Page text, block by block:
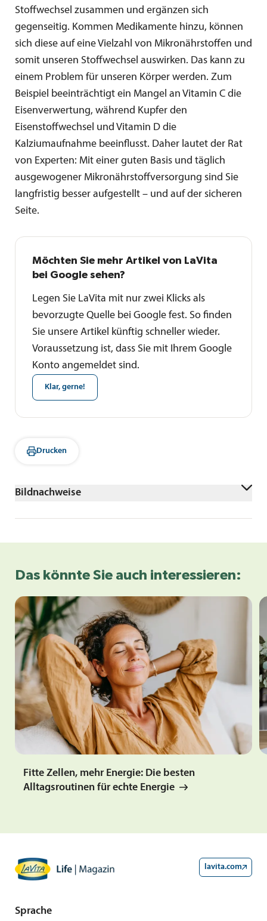
Stoffwechsel zusammen und ergänzen sich
gegenseitig. Kommen Medikamente hinzu, können
sich diese auf eine Vielzahl von Mikronährstoffen und
somit unseren Stoffwechsel auswirken. Das kann zu
einem Problem für unseren Körper werden. Zum
Beispiel beeinträchtigt ein Mangel an Vitamin C die
Eisenverwertung, während Kupfer den
Eisenstoffwechsel und Vitamin D die
Kalziumaufnahme beeinflusst. Daher lautet der Rat
von Experten: Mit einer guten Basis und täglich
ausgewogener Mikronährstoffversorgung sind Sie
langfristig besser aufgestellt – und auf der sicheren
Seite.
Möchten Sie mehr Artikel von LaVita
bei Google sehen?
Legen Sie LaVita mit nur zwei Klicks als
bevorzugte Quelle bei Google fest. So finden
Sie unsere Artikel künftig schneller wieder.
Voraussetzung ist, dass Sie mit Ihrem Google
Konto angemeldet sind.
Klar, gerne!
Drucken
Bildnachweise
Tirachard Kumtanom/shutterstock
Das könnte Sie auch interessieren:
Fitte Zellen, mehr Energie: Die besten
Alltagsroutinen für echte Energie
lavita.com
Sprache